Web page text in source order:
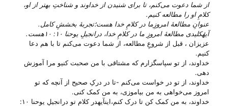
از شما دعوت می‌‌کنم، تا برای شنیدن از خداوند و شناختِ بهتر از او،
کلامِ او را مطالعه کنیم.
عنوانِ مطالعهٔ امروزِما در کلامِ خدا هست؛تجربهٔ بخششِ کامل.
آیهٔکلیدی مطالعهٔ امروزِ ما در کلامِ خدا، درانجیلِ یوحنا ۱۰: ۱۰هست.
عزیزان ، قبل از شروعِ مطالعه، از شما دعوت می‌‌کنم تا با هم دعا
کنیم.
خداوند، از تو سپاسگزارم که مشتاقی با من صحبت کنیو مرا آموزش
دهی.
خداوند، از تو در خواست می‌‌کنم -تا در درکِ صحیح از آنچه که تو
امروز می‌‌خواهی به من بیاموزی، به من کمک کنی.
خداوند، به من کمک کن تا درک کنم،اینآیهدر کلامِ تو درانجیلِ یوحنا ۱۰: